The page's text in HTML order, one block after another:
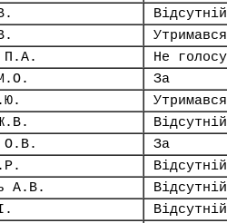
Відсутній
Утримався
П.А.
Не
За
Утримався
Відсутній
О.В.
За
Відсутній
А.В.
Відсутній
Відсутній